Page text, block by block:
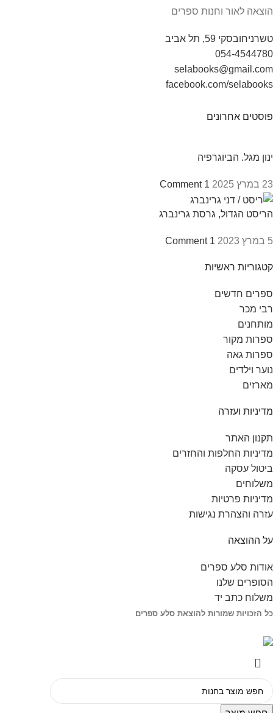
הוצאה לאור וחנות ספרים
טשרניחובסקי 59, תל אביב
054-4544780
selabooks@gmail.com
facebook.com/selabooks
פוסטים אחרונים
ינון מגל. הביוגרפיה
23 במרץ 2025 1 Comment
הריסט הגדול, גרסת גרינברג
5 במרץ 2023 1 Comment
קטגוריות ראשיות
ספרים חדשים
רבי מכר
מותחנים
ספרות מקור
ספרות גאה
נוער וילדים
מארזים
מדיניות ועזרה
תקנון האתר
מדיניות החלפות והחזרים
ביטול עסקה
משלוחים
מדיניות פרטיות
עזרה והצהרת נגישות
על ההוצאה
אודות סלע ספרים
הסופרים שלנו
משלוח כתב יד
כל הזכויות שמורות להוצאת סלע ספרים